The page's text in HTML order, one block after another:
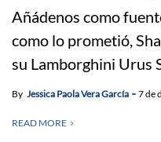
Añádenos como
como lo prometió,
su Lamborghini Urus
By Jessica Paola Vera García 7 de
READ MORE